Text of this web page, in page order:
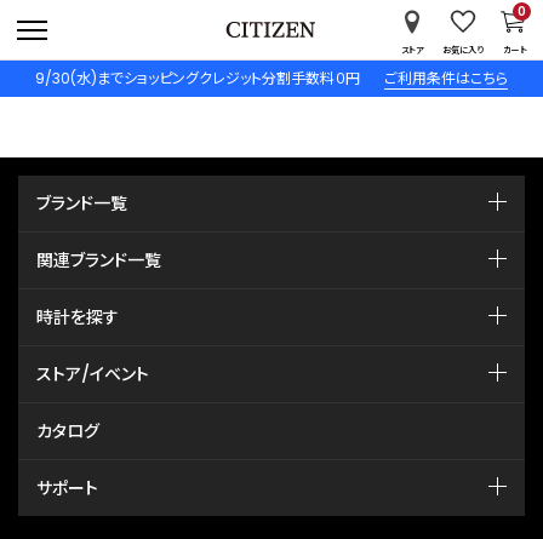
9/30(水)までショッピングクレジット分割手数料０円 ご利用条件はこちら
ストア お気に入り カート
0
ブランド一覧
関連ブランド一覧
時計を探す
ストア/イベント
カタログ
サポート